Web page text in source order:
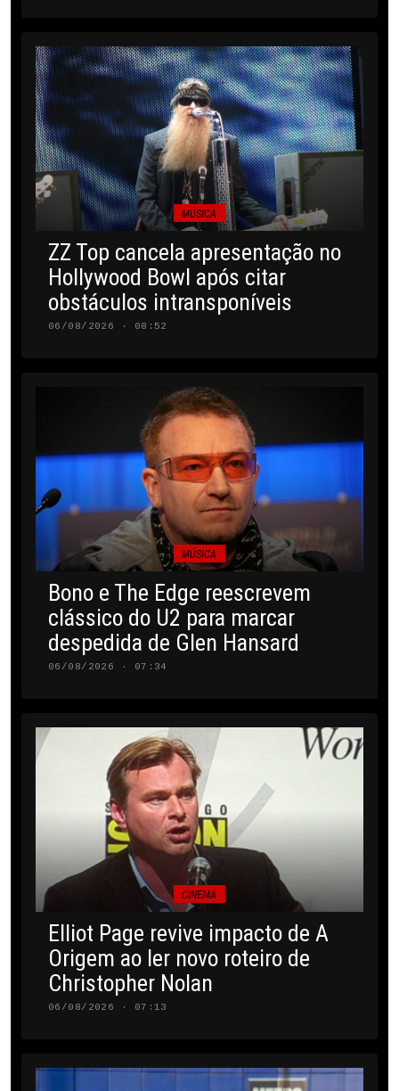
MÚSICA
ZZ Top cancela apresentação no
Hollywood Bowl após citar
obstáculos intransponíveis
06/08/2026 · 08:52
MÚSICA
Bono e The Edge reescrevem
clássico do U2 para marcar
despedida de Glen Hansard
06/08/2026 · 07:34
CINEMA
Elliot Page revive impacto de A
Origem ao ler novo roteiro de
Christopher Nolan
06/08/2026 · 07:13